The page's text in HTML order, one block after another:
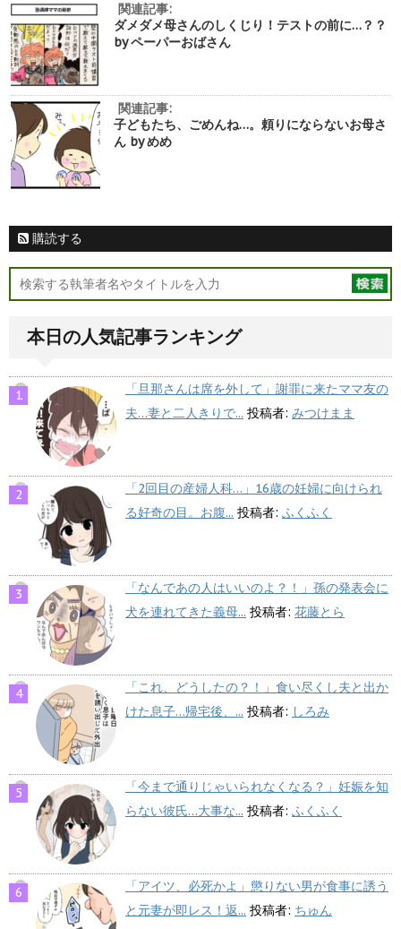
関連記事:
ダメダメ母さんのしくじり！テストの前に…？？
by ペーパーおばさん
関連記事:
子どもたち、ごめんね…。頼りにならないお母さ
ん by めめ
購読する
本日の人気記事ランキング
「旦那さんは席を外して」謝罪に来たママ友の
夫…妻と二人きりで... 投稿者: みつけまま
「2回目の産婦人科…」16歳の妊婦に向けられ
る好奇の目。お腹... 投稿者: ふくふく
「なんであの人はいいのよ？！」孫の発表会に
犬を連れてきた義母... 投稿者: 花藤とら
「これ、どうしたの？！」食い尽くし夫と出か
けた息子…帰宅後、... 投稿者: しろみ
「今まで通りじゃいられなくなる？」妊娠を知
らない彼氏…大事な... 投稿者: ふくふく
「アイツ、必死かよ」懲りない男が食事に誘う
と元妻が即レス！返... 投稿者: ちゅん